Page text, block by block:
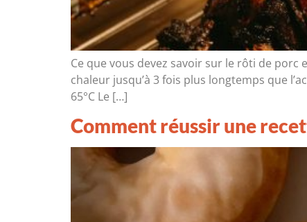
Ce que vous devez savoir sur le rôti de
chaleur jusqu’à 3 fois plus longtemps que
65°C Le […]
Comment réussir une